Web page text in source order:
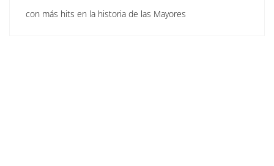
con más hits en la historia de las Mayores